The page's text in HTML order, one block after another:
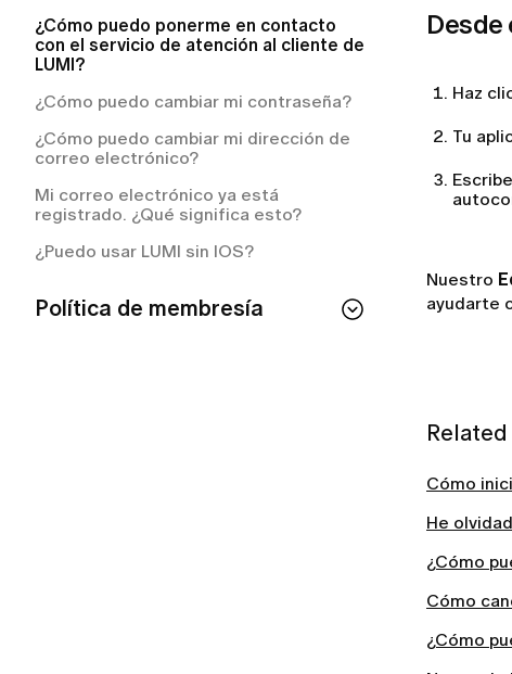
¿Cómo obtengo las instrucciones de
devolución?
¿Tengo que pagar los gastos de envío
de la devolución?
¿A qué países realizamos envíos?
¿Cómo realizar un pedido en LUMI?
¿Cómo puedo ponerme en contacto
con el servicio de atención al cliente de
LUMI?
¿Cómo puedo cambiar mi contraseña?
¿Cómo puedo cambiar mi dirección de
correo electrónico?
Mi correo electrónico ya está
registrado. ¿Qué significa esto?
¿Puedo usar LUMI sin IOS?
Política de membresía
Desde
Haz
Tu
Nuestro
ayudarte
Cómo
He
¿Cómo
Cómo
¿Cómo